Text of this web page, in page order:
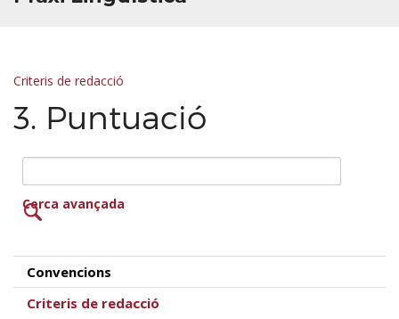
Criteris de redacció
3. Puntuació
Cerca avançada
Convencions
Criteris de redacció